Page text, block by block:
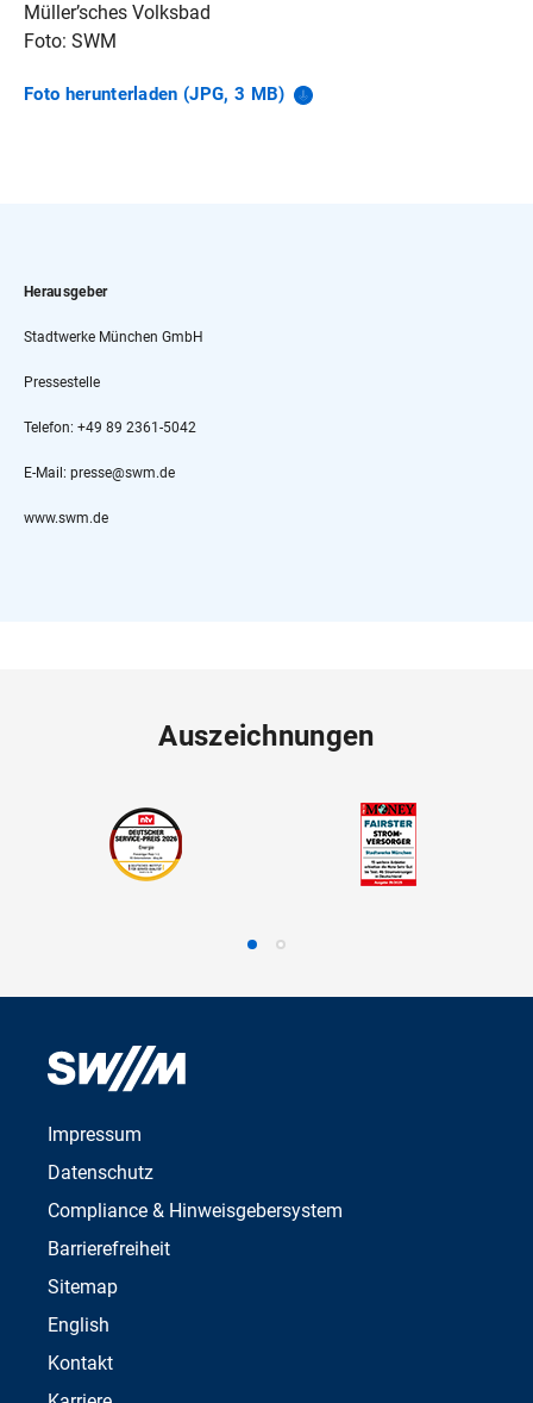
Müller’sches Volksbad
Foto: SWM
Foto herunterladen (JPG, 3 MB)
Herausgeber
Stadtwerke München GmbH
Pressestelle
Telefon: +49 89 2361-5042
E-Mail: presse@swm.de
www.swm.de
Auszeichnungen
Impressum
Datenschutz
Compliance & Hinweisgebersystem
Barrierefreiheit
Sitemap
English
Kontakt